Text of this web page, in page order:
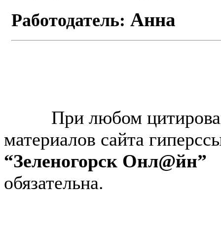
Работодатель: Анна
При любом
материалов сайта
“Зеленогорск Онл@йн”
обязательна.